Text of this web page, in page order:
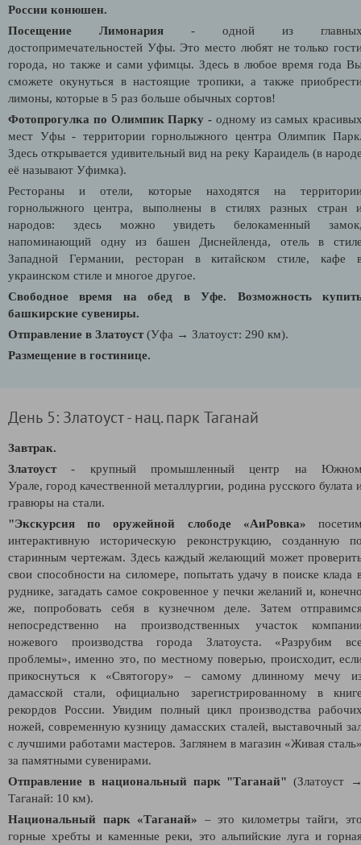
России конюшен.
Посещение Лимонария - одной из
достопримечательностей Уфы. Это место любят не только
города, но также и сами уфимцы. Здесь в любое время года
сможете окунуться в настоящие тропики, а также
лимоны, которые в 5 раз больше обычных сортов!
Фотопрогулка по Олимпик Парку - одному из самых
мест Уфы - территории горнолыжного центра Олимпик
Здесь открывается удивительный вид на реку Караидель (в
её называют Уфимка).
Рестораны и отели, которые находятся на
горнолыжного центра, выполнены в стилях разных стран
народов: здесь можно увидеть белокаменный
напоминающий одну из башен Диснейленда, отель в
Западной Германии, ресторан в китайском стиле, кафе
украинском стиле и многое другое.
Свободное время на обед в Уфе. Возможность
башкирские сувениры.
Отправление в Златоуст(Уфа → Златоуст: 290 км).
Размещение в гостинице.
День 5: Златоуст - нац. парк Таганай
Завтрак.
Златоуст- крупный промышленный центр на
Урале,город качественной металлургии, родина русского булата
гравюры на стали.
"Экскурсия по оружейной слободе «АиРовка»
интерактивную историческую реконструкцию, созданную
старинным чертежам. Здесь каждый желающий может
свои способности на силомере, попытать удачу в поиске клада
руднике, загадать самое сокровенное у печки желаний и,
же, попробовать себя в кузнечном деле. Затем
непосредственно на производственных участок
ножевого производства города Златоуста. «Разрубим
проблемы», именно это, по местному поверью, происходит,
прикоснуться к «Святогору» – самому длинному мечу
дамасской стали, официально зарегистрированному в
рекордов России. Увидим полный цикл производства
ножей, современную кузницу дамасских сталей, выставочный
с лучшими работами мастеров. Заглянем в магазин «Живая
за памятными сувенирами.
Отправление в национальный парк "Таганай"(Златоуст
Таганай: 10 км).
Национальный парк «Таганай» – это километры тайги,
горные хребты и каменные реки, это альпийские луга и